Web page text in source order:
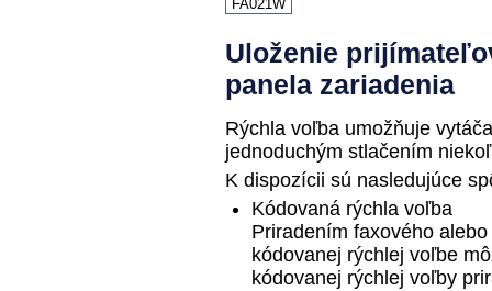
FA021W
Uloženie
panela zariadenia
Rýchla voľba umožňuje
jednoduchým stlačením
K dispozícii sú nasledujúce
Kódovaná rýchla voľba
Priradením faxového
kódovanej rýchlej voľbe
kódovanej rýchlej voľby